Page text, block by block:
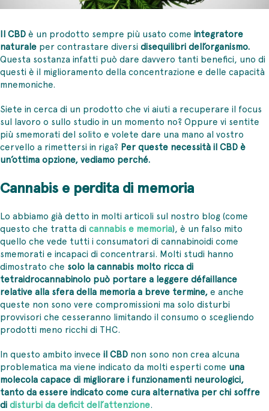
Il CBDè un prodotto sempre più usato come integratore
naturale per contrastare diversi disequilibri dell’organismo.
Questa sostanza infatti può dare davvero tanti benefici, uno di
questi è il miglioramento della concentrazione e delle capacità
mnemoniche.
Siete in cerca di un prodotto che vi aiuti a recuperare il focus
sul lavoro o sullo studio in un momento no? Oppure vi sentite
più smemorati del solito e volete dare una mano al vostro
cervello a rimettersi in riga? Per queste necessità il CBD è
un’ottima opzione, vediamo perché.
Cannabis e perdita di memoria
Lo abbiamo già detto in molti articoli sul nostro blog (come
questo che tratta di cannabis e memoria), è un falso mito
quello che vede tutti i consumatori di cannabinoidi come
smemorati e incapaci di concentrarsi. Molti studi hanno
dimostrato che solo la cannabis molto ricca di
tetraidrocannabinolo può portare a leggere défaillance
relative alla sfera della memoria a breve termine,e anche
queste non sono vere compromissioni ma solo disturbi
provvisori che cesseranno limitando il consumo o scegliendo
prodotti meno ricchi di THC.
In questo ambito invece il CBD non sono non crea alcuna
problematica ma viene indicato da molti esperti come una
molecola capace di migliorare i funzionamenti neurologici,
tanto da essere indicato come cura alternativa per chi soffre
didisturbi da deficit dell’attenzione.